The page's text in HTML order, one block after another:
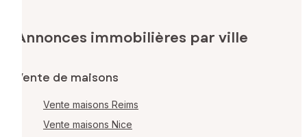
Annonces immobilières par ville
Vente de maisons
Vente maisons Reims
Vente maisons Nice